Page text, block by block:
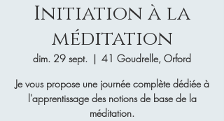
Initiation à la
méditation
dim. 29 sept.
  |
41 Goudrelle, Orford
Je vous propose une journée complète dédiée à
l'apprentissage des notions de base de la
méditation.